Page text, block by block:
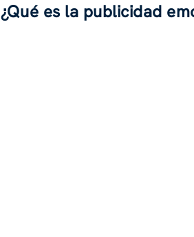
¿Qué es la publicidad